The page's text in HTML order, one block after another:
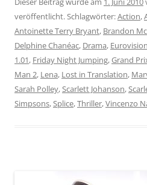
veröffentlicht. Schlagwörter:Action,
Antoinette Terry Bryant, Brandon
Delphine Chanéac, Drama,
1.01, Friday Night Jumping,Grand
Man 2, Lena, Lost in Translation,
Sarah Polley,Scarlett Johanson,
Simpsons,Splice,Thriller,Vincenzo